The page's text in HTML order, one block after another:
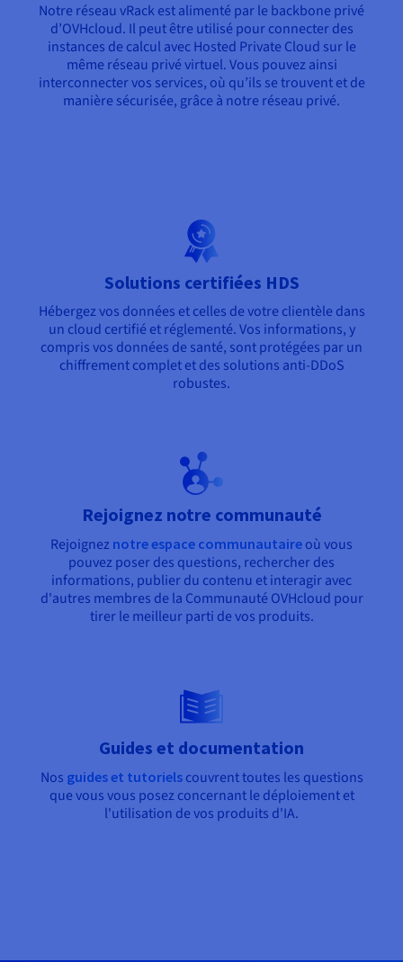
Notre réseau vRack est alimenté par le backbone privé
d’OVHcloud. Il peut être utilisé pour connecter des
instances de calcul avec Hosted Private Cloud sur le
même réseau privé virtuel. Vous pouvez ainsi
interconnecter vos services, où qu’ils se trouvent et de
manière sécurisée, grâce à notre réseau privé.
Solutions certifiées HDS
Hébergez vos données et celles de votre clientèle dans
un cloud certifié et réglementé. Vos informations, y
compris vos données de santé, sont protégées par un
chiffrement complet et des solutions anti-DDoS
robustes.
Rejoignez notre communauté
Rejoignez notre espace communautaire où vous
pouvez poser des questions, rechercher des
informations, publier du contenu et interagir avec
d'autres membres de la Communauté OVHcloud pour
tirer le meilleur parti de vos produits.
Guides et documentation
Nos guides et tutorielscouvrent toutes les questions
que vous vous posez concernant le déploiement et
l'utilisation de vos produits d'IA.